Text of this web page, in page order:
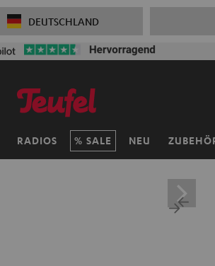
DEUTSCHLAND
RADIOS SALE NEU